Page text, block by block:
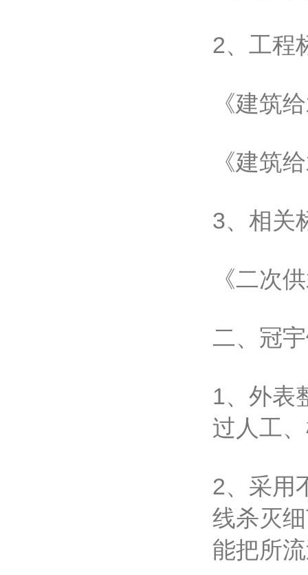
2、工程
《建筑
《建筑
3、相关
《二次
二、冠
1、外表
过人工
2、采用
线杀灭
能把所